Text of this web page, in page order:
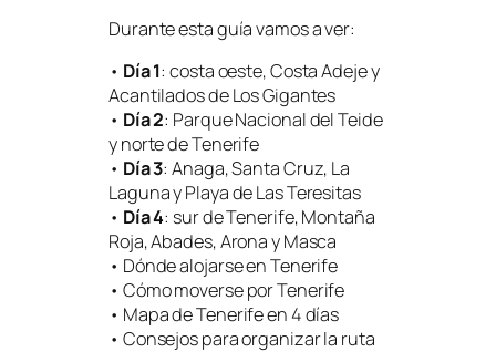
Durante esta guía vamos a ver:
• Día 1: costa oeste, Costa Adeje y
Acantilados de Los Gigantes
• Día 2: Parque Nacional del Teide
y norte de Tenerife
• Día 3: Anaga, Santa Cruz, La
Laguna y Playa de Las Teresitas
• Día 4: sur de Tenerife, Montaña
Roja, Abades, Arona y Masca
• Dónde alojarse en Tenerife
• Cómo moverse por Tenerife
• Mapa de Tenerife en 4 días
• Consejos para organizar la ruta